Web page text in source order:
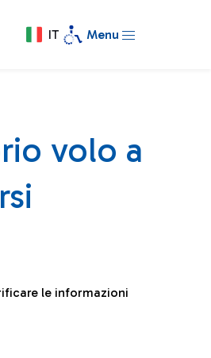
IT Menu
volo a
le informazioni